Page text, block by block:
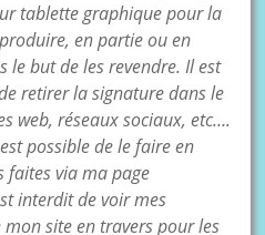
tablette graphique pour la
en partie ou en
le but de les revendre. Il est
retirer la signature dans le
web, réseaux sociaux, etc….
possible de le faire en
faites via ma page
interdit de voir mes
mon site en travers pour les